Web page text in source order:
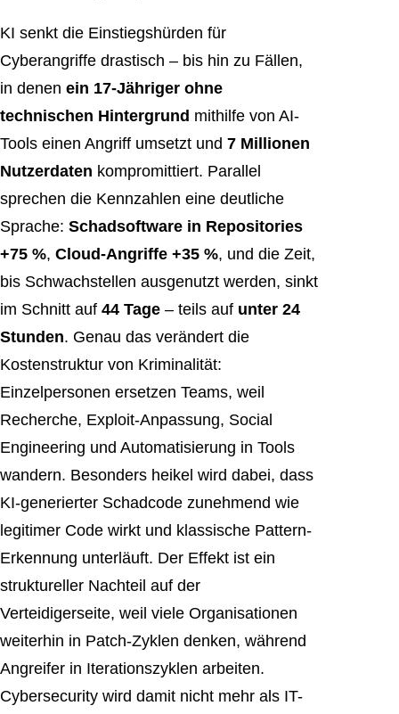
KI senkt die Einstiegshürden für
Cyberangriffe drastisch – bis hin zu Fällen,
in denen ein 17-Jähriger ohne
technischen Hintergrund mithilfe von AI-
Tools einen Angriff umsetzt und 7 Millionen
Nutzerdaten kompromittiert. Parallel
sprechen die Kennzahlen eine deutliche
Sprache: Schadsoftware in Repositories
+75 %, Cloud-Angriffe +35 %, und die Zeit,
bis Schwachstellen ausgenutzt werden, sinkt
im Schnitt auf 44 Tage – teils auf unter 24
Stunden. Genau das verändert die
Kostenstruktur von Kriminalität:
Einzelpersonen ersetzen Teams, weil
Recherche, Exploit-Anpassung, Social
Engineering und Automatisierung in Tools
wandern. Besonders heikel wird dabei, dass
KI-generierter Schadcode zunehmend wie
legitimer Code wirkt und klassische Pattern-
Erkennung unterläuft. Der Effekt ist ein
struktureller Nachteil auf der
Verteidigerseite, weil viele Organisationen
weiterhin in Patch-Zyklen denken, während
Angreifer in Iterationszyklen arbeiten.
Cybersecurity wird damit nicht mehr als IT-